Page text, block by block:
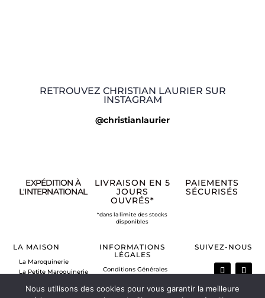
RETROUVEZ CHRISTIAN LAURIER SUR
INSTAGRAM
@christianlaurier
EXPÉDITION À
L'INTERNATIONAL
LIVRAISON EN 5
JOURS
OUVRÉS*
*dans la limite des stocks
disponibles
PAIEMENTS
SÉCURISÉS
LA MAISON
La Maroquinerie
La Petite Maroquinerie
Nous contacter
INFORMATIONS
LÉGALES
Conditions Générales
Mentions légales
SUIVEZ-NOUS
Nous utilisons des cookies pour vous garantir la meilleure